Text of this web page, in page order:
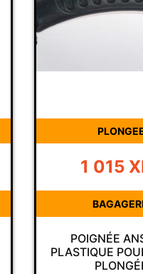
POIGNÉE
PLASTIQUE
1 015